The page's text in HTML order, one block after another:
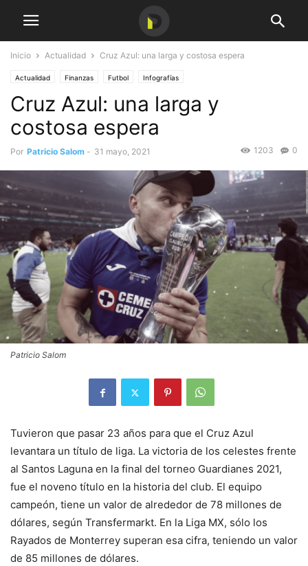
Inicio Actualidad Cruz Azul: una larga y costosa espera
Actualidad Finanzas Futbol Infografías
Cruz Azul: una larga y
costosa espera
Por Patricio Salom - 31 mayo, 2021 0
1203
Patricio Salom
Tuvieron que pasar 23 años para que el Cruz Azul
levantara un título de liga. La victoria de los celestes frente
al Santos Laguna en la final del torneo Guardianes 2021,
fue el noveno título en la historia del club. El equipo
campeón, tiene un valor de alrededor de 78 millones de
dólares, según Transfermarkt. En la Liga MX, sólo los
Rayados de Monterrey superan esa cifra, teniendo un valor
de 85 millones de dólares.